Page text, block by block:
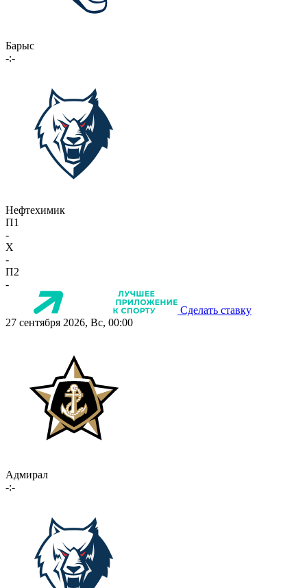
Барыс
-:-
Нефтехимик
П1
-
X
-
П2
-
Сделать ставку
27 сентября 2026, Вс, 00:00
Адмирал
-:-